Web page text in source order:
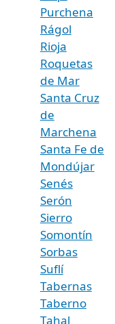
Purchena
Rágol
Rioja
Roquetas
de Mar
Santa Cruz
de
Marchena
Santa Fe de
Mondújar
Senés
Serón
Sierro
Somontín
Sorbas
Suflí
Tabernas
Taberno
Tahal